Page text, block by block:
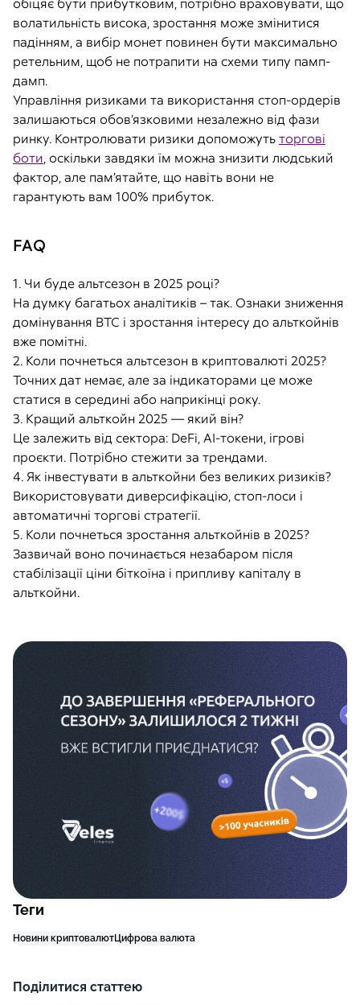
обіцяє бути прибутковим, потрібно враховувати, що
волатильність висока, зростання може змінитися
падінням, а вибір монет повинен бути максимально
ретельним, щоб не потрапити на схеми типу памп-
дамп.
Управління ризиками та використання стоп-ордерів
залишаються обов’язковими незалежно від фази
ринку. Контролювати ризики допоможутьторгові
боти, оскільки завдяки їм можна знизити людський
фактор, але пам’ятайте, що навіть вони не
гарантують вам 100% прибуток.
FAQ
1. Чи буде альтсезон в 2025 році?
На думку багатьох аналітиків – так. Ознаки зниження
домінування BTC і зростання інтересу до альткойнів
вже помітні.
2. Коли почнеться альтсезон в криптовалюті 2025?
Точних дат немає, але за індикаторами це може
статися в середині або наприкінці року.
3. Кращий альткойн 2025 — який він?
Це залежить від сектора: DeFi, AI-токени, ігрові
проєкти. Потрібно стежити за трендами.
4.Як інвестувати в альткойни без великих ризиків?
Використовувати диверсифікацію, стоп-лоси і
автоматичні торгові стратегії.
5. Коли почнеться зростання альткойнів в 2025?
Зазвичай воно починається незабаром після
стабілізації ціни біткоїна і припливу капіталу в
альткойни.
Теги
Новини криптовалютЦифрова валюта
Поділитися статтею